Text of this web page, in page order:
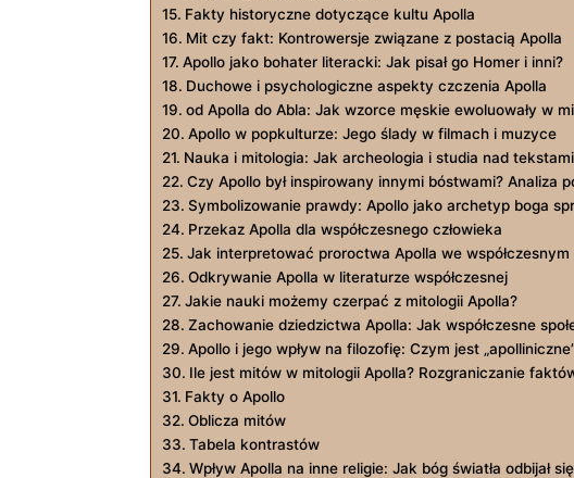
Fakty historyczne dotyczące kultu⁣ Apolla
Mit czy⁤ fakt: Kontrowersje związane z⁣ postacią Apolla
Apollo jako bohater literacki: Jak pisał ‌go ⁣Homer i​ inni?
Duchowe i psychologiczne aspekty czczenia Apolla
od Apolla⁢ do Abla: Jak⁤ wzorce ‌męskie ewoluowały w
Apollo ⁣w popkulturze: Jego‌ ślady w filmach ‍i muzyce
Nauka i mitologia: Jak archeologia i studia nad
Czy Apollo był inspirowany innymi bóstwami? Analiza
Symbolizowanie prawdy: Apollo jako archetyp boga
Przekaz Apolla dla współczesnego człowieka
Jak ‌interpretować proroctwa Apolla we ​współczesnym
Odkrywanie Apolla w literaturze ‍współczesnej
Jakie nauki możemy czerpać ​z mitologii Apolla?
Zachowanie dziedzictwa‍ Apolla:⁣ Jak ⁤współczesne
Apollo i jego wpływ​ na filozofię:‍ Czym ⁣jest
Ile jest mitów ‌w mitologii ⁣Apolla? Rozgraniczanie
Fakty o Apollo
Oblicza mitów
Tabela kontrastów
Wpływ Apolla na inne religie:⁣ Jak ⁣bóg światła odbijał